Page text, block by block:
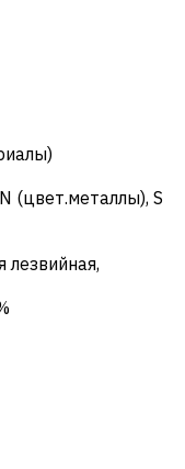
N (цвет.металлы), S
лезвийная,